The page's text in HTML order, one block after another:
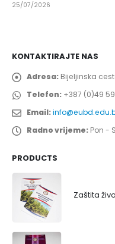
20/07/2026
KONTAKTIRAJTE NAS
Adresa: Bijeljinska
Telefon: +387 (0)49
Email:
Radno vrijeme: Pon -
PRODUCTS